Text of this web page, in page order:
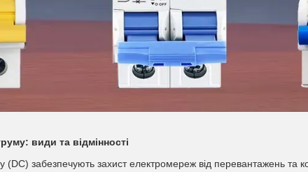
види та відмінності
(DC) забезпечують захист електромереж від перевантажень